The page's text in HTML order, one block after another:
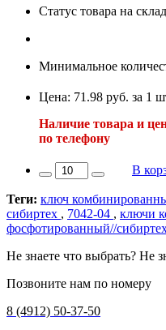
Статус товара на
Минимальное
Цена: 71.98 руб. за 1
Наличие товара и
по телефону
В
Теги: ключ
сибиртех , 7042-04 , ключи
фосфотированный//
Не знаете что выбрать? Не
Позвоните нам по номеру
8 (4912) 50-37-50